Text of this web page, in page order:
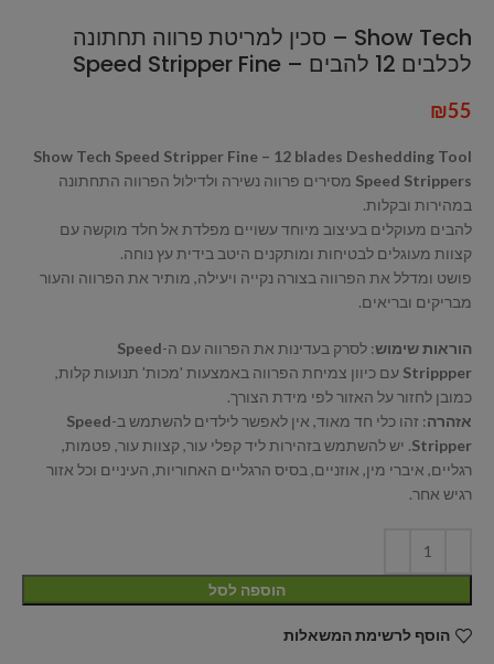
Show Tech – סכין למריטת פרווה תחתונה
לכלבים 12 להבים – Speed Stripper Fine
₪55
Show Tech Speed Stripper Fine – 12 blades Deshedding Tool
Speed Strippers מסירים פרווה נשירה ולדילול הפרווה התחתונה
במהירות ובקלות.
להבים מעוקלים בעיצוב מיוחד עשויים מפלדת אל חלד מוקשה עם
קצוות מעוגלים לבטיחות ומותקנים היטב בידית עץ נוחה.
פושט ומדלל את הפרווה בצורה נקייה ויעילה, מותיר את הפרווה והעור
מבריקים ובריאים.
הוראות שימוש: לסרק בעדינות את הפרווה עם ה-Speed
Strippper עם כיוון צמיחת הפרווה באמצעות 'מכות' תנועות קלות,
כמובן לחזור על האזור לפי מידת הצורך.
אזהרה: זהו כלי חד מאוד, אין לאפשר לילדים להשתמש ב-Speed
Stripper. יש להשתמש בזהירות ליד קפלי עור, קצוות עור, פטמות,
רגליים, איברי מין, אוזניים, בסיס הרגליים האחוריות, העיניים וכל אזור
רגיש אחר.
הוספה לסל
הוסף לרשימת המשאלות